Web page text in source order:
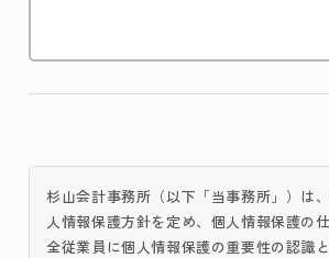
杉山会計事務所（以下「当事務所」）は
人情報保護方針を定め、個人情報保護の
全従業員に個人情報保護の重要性の認識